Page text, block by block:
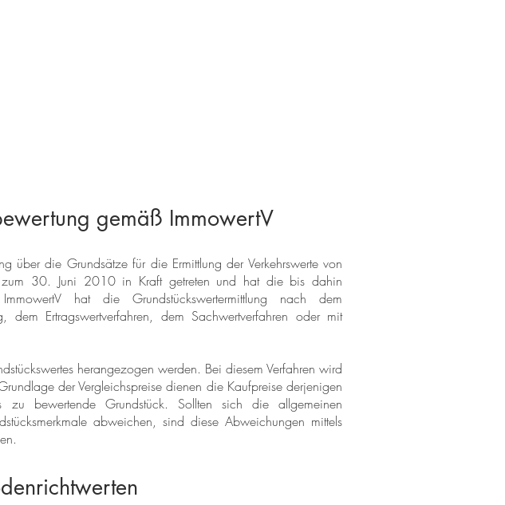
gemäß ImmowertV
über die Grundsätze für die Ermittlung der Verkehrswerte von
zum 30. Juni 2010 in Kraft getreten und hat die bis dahin
hat die Grundstückswertermittlung nach dem
dem Ertragswertverfahren, dem Sachwertverfahren oder mit
herangezogen werden. Bei diesem Verfahren wird
der Vergleichspreise dienen die Kaufpreise derjenigen
zu bewertende Grundstück. Sollten sich die allgemeinen
abweichen, sind diese Abweichungen mittels